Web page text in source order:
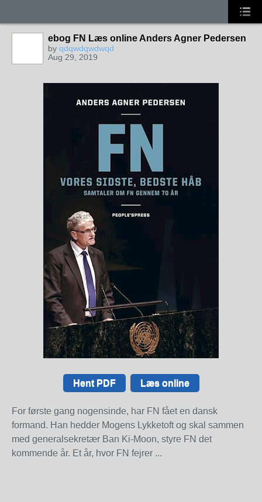
ebog FN Læs online Anders Agner Pedersen
by qdqwdqwdwqd
Aug 29, 2019
Hent PDF Læs online
For første gang nogensinde, har FN fået en dansk
formand. Han hedder Mogens Lykketoft og skal sammen
med generalsekretær Ban Ki-Moon, styre FN det
kommende år. Et år, hvor FN fejrer ...